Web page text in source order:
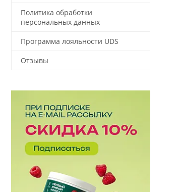
Политика обработки
персональных данных
Программа лояльности UDS
Отзывы